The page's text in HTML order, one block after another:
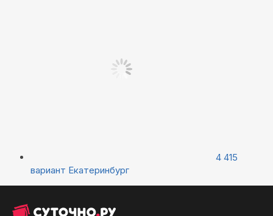
4 415
вариант Екатеринбург